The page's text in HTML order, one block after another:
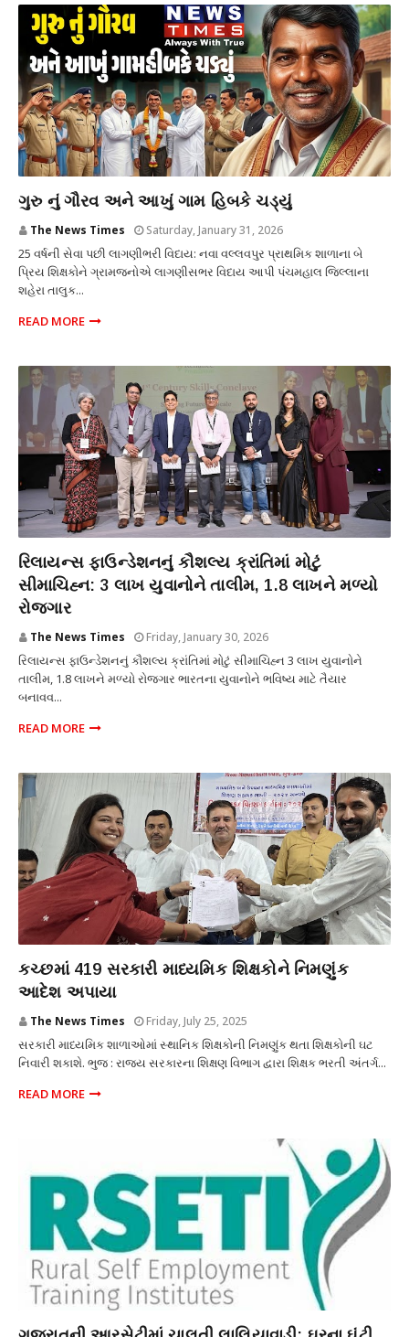
ગુરુ નું ગૌરવ અને આખું ગામ હિબકે ચડ્યું
The News Times Saturday, January 31, 2026
25 વર્ષની સેવા પછી લાગણીભરી વિદાય: નવા વલ્લવપુર પ્રાથમિક શાળાના બે
પ્રિય શિક્ષકોને ગ્રામજનોએ લાગણીસભર વિદાય આપી પંચમહાલ જિલ્લાના
શહેરા તાલુક...
READ MORE
રિલાયન્સ ફાઉન્ડેશનનું કૌશલ્ય ક્રાંતિમાં મોટું
સીમાચિહ્ન: 3 લાખ યુવાનોને તાલીમ, 1.8 લાખને મળ્યો
રોજગાર
The News Times Friday, January 30, 2026
રિલાયન્સ ફાઉન્ડેશનનું કૌશલ્ય ક્રાંતિમાં મોટું સીમાચિહ્ન 3 લાખ યુવાનોને
તાલીમ, 1.8 લાખને મળ્યો રોજગાર ભારતના યુવાનોને ભવિષ્ય માટે તૈયાર
બનાવવ...
READ MORE
કચ્છમાં 419 સરકારી માધ્યમિક શિક્ષકોને નિમણુંક
આદેશ અપાયા
The News Times Friday, July 25, 2025
સરકારી માધ્યમિક શાળાઓમાં સ્થાનિક શિક્ષકોની નિમણુંક થતા શિક્ષકોની ઘટ
નિવારી શકાશે. ભુજ : રાજ્ય સરકારના શિક્ષણ વિભાગ દ્વારા શિક્ષક ભરતી અંતર્ગ...
READ MORE